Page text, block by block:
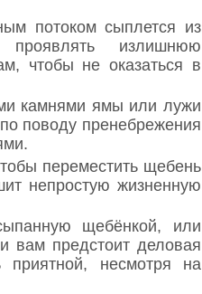
потоком сыплется из
излишнюю
чтобы не оказаться в
камнями ямы или лужи
поводу пренебрежения
переместить щебень
непростую жизненную
щебёнкой, или
вам предстоит деловая
приятной, несмотря на